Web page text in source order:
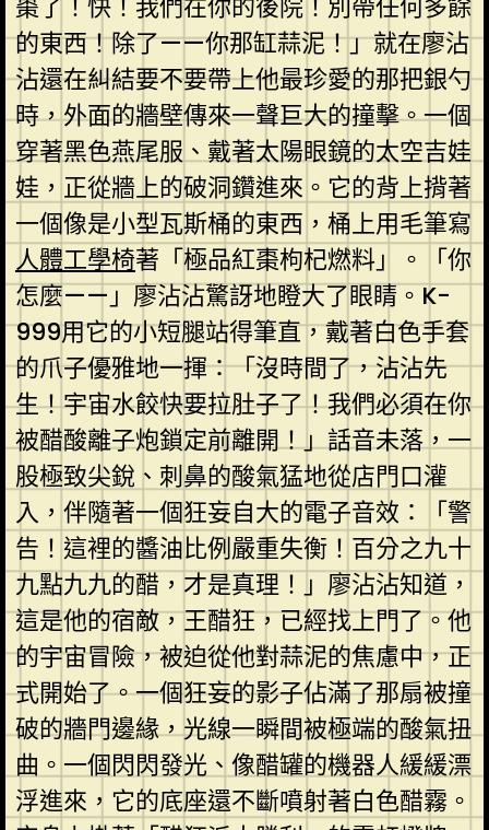
棗了！快！我們在你的後院！別帶任何多餘
的東西！除了——你那缸蒜泥！」就在廖沾
沾還在糾結要不要帶上他最珍愛的那把銀勺
時，外面的牆壁傳來一聲巨大的撞擊。一個
穿著黑色燕尾服、戴著太陽眼鏡的太空吉娃
娃，正從牆上的破洞鑽進來。它的背上揹著
一個像是小型瓦斯桶的東西，桶上用毛筆寫
人體工學椅著「極品紅棗枸杞燃料」。「你
怎麼——」廖沾沾驚訝地瞪大了眼睛。K-
999用它的小短腿站得筆直，戴著白色手套
的爪子優雅地一揮：「沒時間了，沾沾先
生！宇宙水餃快要拉肚子了！我們必須在你
被醋酸離子炮鎖定前離開！」話音未落，一
股極致尖銳、刺鼻的酸氣猛地從店門口灌
入，伴隨著一個狂妄自大的電子音效：「警
告！這裡的醬油比例嚴重失衡！百分之九十
九點九九的醋，才是真理！」廖沾沾知道，
這是他的宿敵，王醋狂，已經找上門了。他
的宇宙冒險，被迫從他對蒜泥的焦慮中，正
式開始了。一個狂妄的影子佔滿了那扇被撞
破的牆門邊緣，光線一瞬間被極端的酸氣扭
曲。一個閃閃發光、像醋罐的機器人緩緩漂
浮進來，它的底座還不斷噴射著白色醋霧。